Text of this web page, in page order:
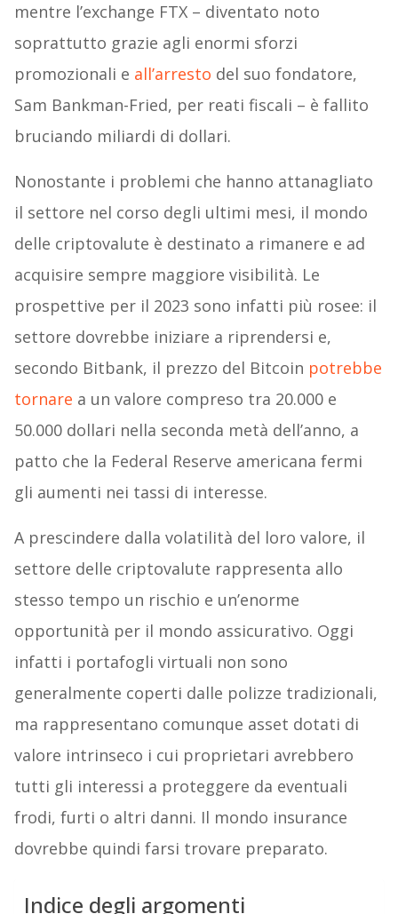
mentre l’exchange FTX – diventato noto
soprattutto grazie agli enormi sforzi
promozionali e all’arresto del suo fondatore,
Sam Bankman-Fried, per reati fiscali – è fallito
bruciando miliardi di dollari.
Nonostante i problemi che hanno attanagliato
il settore nel corso degli ultimi mesi, il mondo
delle criptovalute è destinato a rimanere e ad
acquisire sempre maggiore visibilità. Le
prospettive per il 2023 sono infatti più rosee: il
settore dovrebbe iniziare a riprendersi e,
secondo Bitbank, il prezzo del Bitcoin potrebbe
tornare a un valore compreso tra 20.000 e
50.000 dollari nella seconda metà dell’anno, a
patto che la Federal Reserve americana fermi
gli aumenti nei tassi di interesse.
A prescindere dalla volatilità del loro valore, il
settore delle criptovalute rappresenta allo
stesso tempo un rischio e un’enorme
opportunità per il mondo assicurativo. Oggi
infatti i portafogli virtuali non sono
generalmente coperti dalle polizze tradizionali,
ma rappresentano comunque asset dotati di
valore intrinseco i cui proprietari avrebbero
tutti gli interessi a proteggere da eventuali
frodi, furti o altri danni. Il mondo insurance
dovrebbe quindi farsi trovare preparato.
Indice degli argomenti